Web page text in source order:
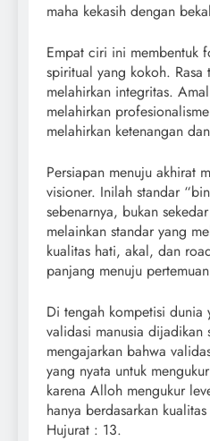
maha kekasih dengan
Empat ciri ini membentuk
spiritual yang kokoh.
melahirkan integritas.
melahirkan
melahirkan ketenangan
Persiapan menuju akhirat
visioner. Inilah standar
sebenarnya, bukan
melainkan standar yang
kualitas hati, akal, dan
panjang menuju
Di tengah kompetisi dunia
validasi manusia dijadikan
mengajarkan bahwa
yang nyata untuk
karena Alloh mengukur
hanya berdasarkan
Hujurat : 13.